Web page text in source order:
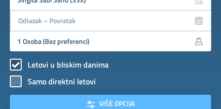
Letovi u bliskim danima
Samo direktni letovi
VIŠE OPCIJA